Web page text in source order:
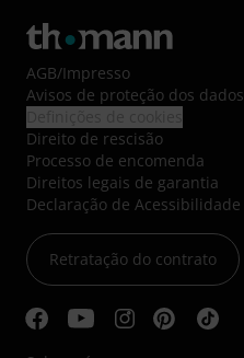
AGB/Impresso
Avisos de proteção dos dados
Direito de rescisão
Processo de encomenda
Direitos legais de garantia
Declaração de Acessibilidade
Retratação do contrato